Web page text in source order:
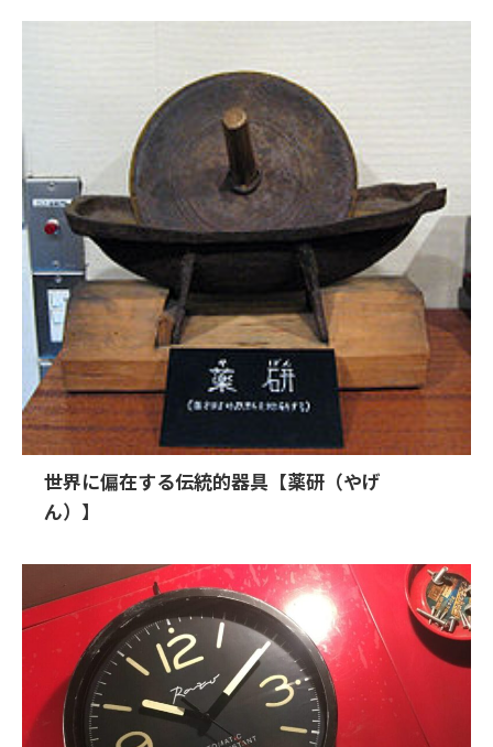
世界に偏在する伝統的器具【薬研（やげ
ん）】